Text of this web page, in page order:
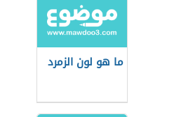
ما هو لون الزمرد